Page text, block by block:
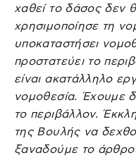
χαθεί το δάσος δεν
χρησιμοποίησε τη
υποκαταστήσει
προστατεύει το
είναι ακατάλληλο
νομοθεσία. Έχουμε
το περιβάλλον.
της Βουλής να
ξαναδούμε το